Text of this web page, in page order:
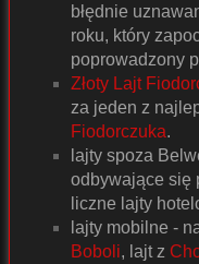
błędnie
roku, który
poprowadzony
Złoty Lajt
za jeden z
Fiodorczuka.
lajty spoza
odbywające się
liczne lajty
lajty mobilne -
Boboli, lajt z